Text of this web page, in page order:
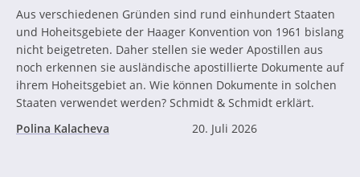
Aus verschiedenen Gründen sind rund einhundert Staaten
und Hoheitsgebiete der Haager Konvention von 1961 bislang
nicht beigetreten. Daher stellen sie weder Apostillen aus
noch erkennen sie ausländische apostillierte Dokumente auf
ihrem Hoheitsgebiet an. Wie können Dokumente in solchen
Staaten verwendet werden? Schmidt & Schmidt erklärt.
Polina Kalacheva
20. Juli 2026